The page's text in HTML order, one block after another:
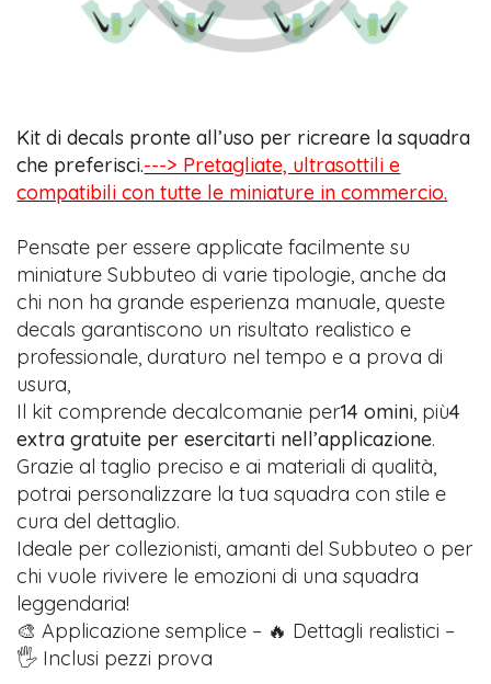
Kit di decals pronte all’uso per ricreare la squadra
che preferisci.---> Pretagliate, ultrasottili e
compatibili con tutte le miniature in commercio.
Pensate per essere applicate facilmente su
miniature Subbuteo di varie tipologie, anche da
chi non ha grande esperienza manuale, queste
decals garantiscono un risultato realistico e
professionale, duraturo nel tempo e a prova di
usura,
Il kit comprende decalcomanie per14 omini, più4
extra gratuite per esercitarti nell’applicazione.
Grazie al taglio preciso e ai materiali di qualità,
potrai personalizzare la tua squadra con stile e
cura del dettaglio.
Ideale per collezionisti, amanti del Subbuteo o per
chi vuole rivivere le emozioni di una squadra
leggendaria!
🎨 Applicazione semplice – 🔥 Dettagli realistici –
🖐️ Inclusi pezzi prova